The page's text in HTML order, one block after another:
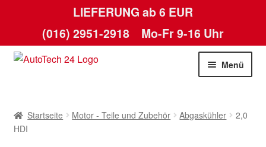
LIEFERUNG ab 6 EUR
(016) 2951-2918 Mo-Fr 9-16 Uhr
Zur
Zum
Menü
AGB
Startseite Motor - Teile und Zubehör Abgaskühler
2,0
HDI